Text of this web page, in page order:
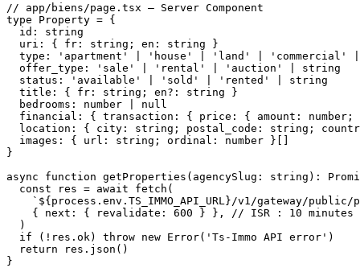
// app/biens/page.tsx — Server Component
type Property = {
  id: string
  uri: { fr: string; en: string }
type: 'apartment' | 'house' | 'land' | 'commercial'
  offer_type: 'sale' | 'rental' | 'auction' | string
  status: 'available' | 'sold' | 'rented' | string
  title: { fr: string; en?: string }
  bedrooms: number | null
financial: { transaction: { price: { amount: number;
location: { city: string; postal_code: string;
  images: { url: string; ordinal: number }[]
}
async function getProperties(agencySlug: string):
  const res = await fetch(
`${process.env.TS_IMMO_API_URL}/v1/gateway/public/
    { next: { revalidate: 600 } }, // ISR : 10 minutes
  )
  if (!res.ok) throw new Error('Ts-Immo API error')
  return res.json()
}